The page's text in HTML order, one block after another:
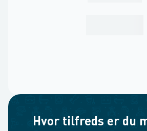
Hvor tilfreds er du